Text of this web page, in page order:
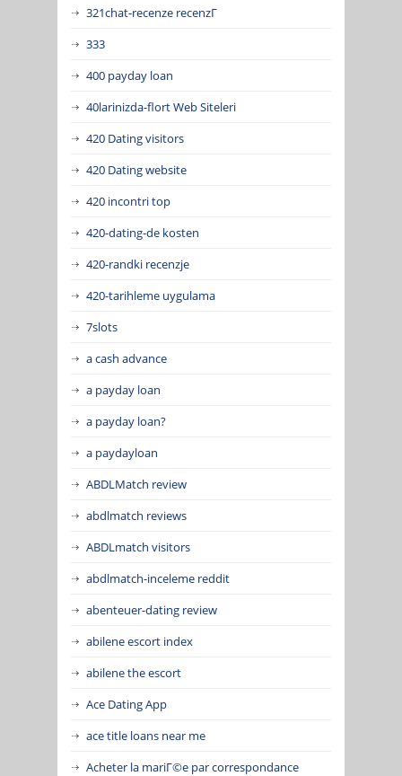
321chat-recenze recenzГ­
333
400 payday loan
40larinizda-flort Web Siteleri
420 Dating visitors
420 Dating website
420 incontri top
420-dating-de kosten
420-randki recenzje
420-tarihleme uygulama
7slots
a cash advance
a payday loan
a payday loan?
a paydayloan
ABDLMatch review
abdlmatch reviews
ABDLmatch visitors
abdlmatch-inceleme reddit
abenteuer-dating review
abilene escort index
abilene the escort
Ace Dating App
ace title loans near me
Acheter la mariГ©e par correspondance